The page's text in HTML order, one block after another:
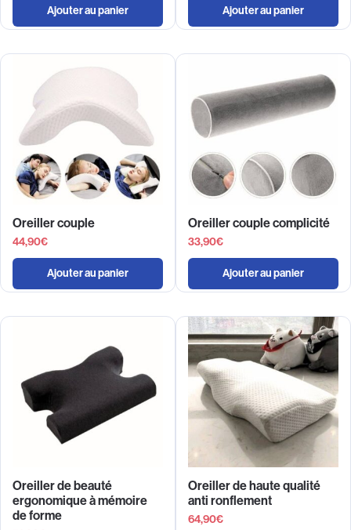
Ajouter au panier Ajouter au panier
Oreiller couple
44,90€
Ajouter au panier
Oreiller couple complicité
33,90€
Ajouter au panier
Oreiller de beauté
ergonomique à mémoire
de forme
Oreiller de haute qualité
anti ronflement
64,90€